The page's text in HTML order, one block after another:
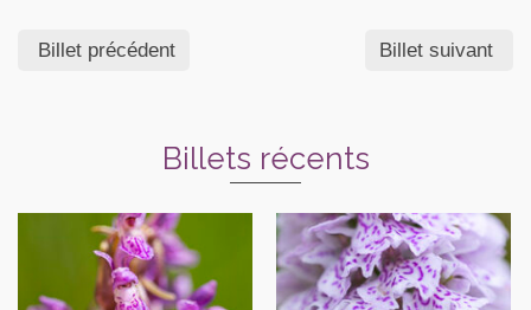
Billet précédent Billet suivant
Billets récents